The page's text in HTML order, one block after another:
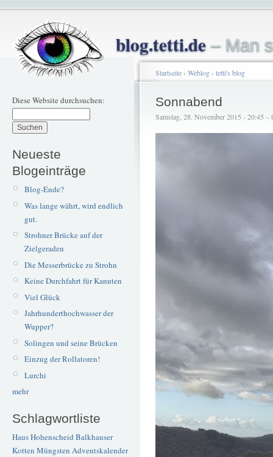
blog.tetti.de– Man
Diese Website durchsuchen:
Neueste
Blogeinträge
Blog-Ende?
Was lange währt, wird endlich
gut.
Strohner Brücke auf der
Zielgeraden
Die Messerbrücke zu Strohn
Keine Durchfahrt für Kanuten
Viel Glück
Jahrhunderthochwasser der
Wupper?
Solingen und seine Brücken
Einzug der Rollatoren!
Lurchi
mehr
Schlagwortliste
Haus Hohenscheid Balkhauser
Kotten Müngsten Adventskalender
Startseite› Weblog› tetti's blog
Sonnabend
Samstag, 28. November 2015 - 20:45 –